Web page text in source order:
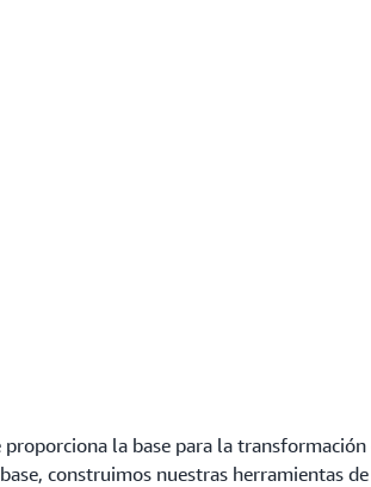
proporciona la base para la transformación
construimos nuestras herramientas